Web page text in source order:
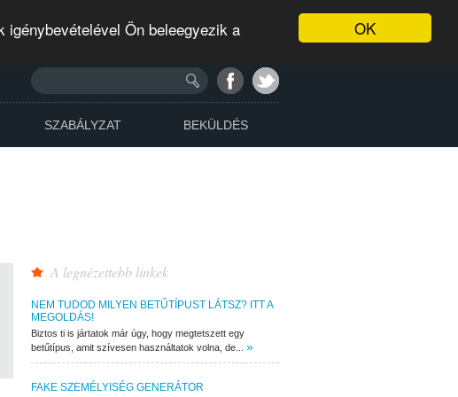
OK
Ön beleegyezik a
SZABÁLYZAT BEKÜLDÉS
A legnézettebb linkek
NEM TUDOD MILYEN BETŰTÍPUST LÁTSZ? ITT A
MEGOLDÁS!
Biztos ti is jártatok már úgy, hogy megtetszett egy
betűtípus, amit szívesen használtatok volna, de... »
FAKE SZEMÉLYISÉG GENERÁTOR